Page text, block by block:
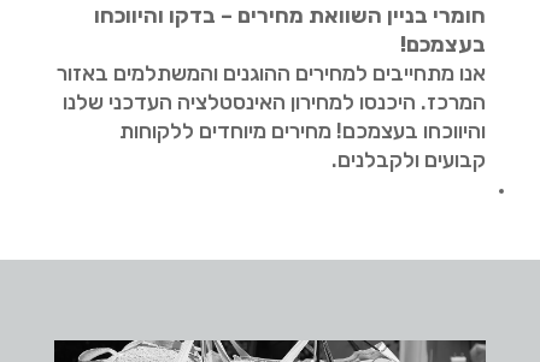
חומרי בניין השוואת מחירים – בדקו והיווכחו
בעצמכם!
אנו מתחייבים למחירים ההוגנים והמשתלמים באזור
המרכז. היכנסו למחירון האינסטלציה העדכני שלנו
והיווכחו בעצמכם! מחירים מיוחדים ללקוחות
קבועים ולקבלנים.